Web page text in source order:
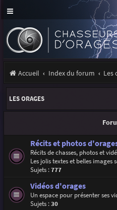
Accueil Index du forum Les
LES ORAGES
Récits et photos
Récits de chasses, photos et
Les jolis textes et belles images
Sujets :777
Vidéos d'orages
Un espace pour présenter ses
Sujets :30